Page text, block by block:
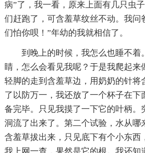
病”了，我一看，原来上面有几只虫
们赶跑了，可含羞草纹丝不动。我问
们怕你呗！”年幼的我就相信了。
到晚上的时候，我怎么也睡不着
睛，怎么会看见我呢？于是我爬起来
轻脚的走到含羞草边，用奶奶的针将
了以防万一，我还放了一个杯子在下
备完毕。只见我摸了一下它的叶柄。
洞流了出来了。第二个试验，水从哪
含羞草拔出来，只见底下有个小东西
我上网一查，果然是它的根。我还知